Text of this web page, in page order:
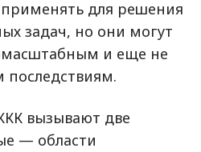
для решения
задач, но они могут
и еще не
.
вызывают две
— области